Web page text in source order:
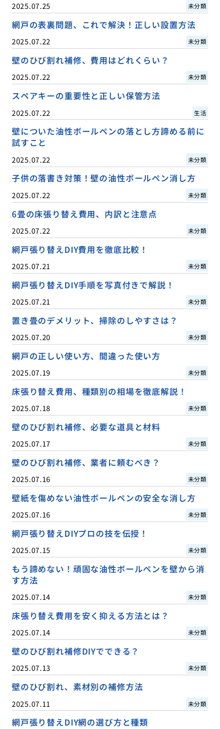
2025.07.25 未分類
網戸の表裏問題、これで解決！正しい設置方法
2025.07.22 未分類
壁のひび割れ補修、費用はどれくらい？
2025.07.22 未分類
スペアキーの重要性と正しい保管方法
2025.07.22 生活
壁についた油性ボールペンの落とし方諦める前に
試すこと
2025.07.22 未分類
子供の落書き対策！壁の油性ボールペン消し方
2025.07.22 未分類
6畳の床張り替え費用、内訳と注意点
2025.07.22 未分類
網戸張り替えDIY費用を徹底比較！
2025.07.21 未分類
網戸張り替えDIY手順を写真付きで解説！
2025.07.21 未分類
置き畳のデメリット、掃除のしやすさは？
2025.07.20 未分類
網戸の正しい使い方、間違った使い方
2025.07.19 未分類
床張り替え費用、種類別の相場を徹底解説！
2025.07.18 未分類
壁のひび割れ補修、必要な道具と材料
2025.07.17 未分類
壁のひび割れ補修、業者に頼むべき？
2025.07.16 未分類
壁紙を傷めない油性ボールペンの安全な消し方
2025.07.16 未分類
網戸張り替えDIYプロの技を伝授！
2025.07.15 未分類
もう諦めない！頑固な油性ボールペンを壁から消
す方法
2025.07.14 未分類
床張り替え費用を安く抑える方法とは？
2025.07.14 未分類
壁のひび割れ補修DIYでできる？
2025.07.13 未分類
壁のひび割れ、素材別の補修方法
2025.07.11 未分類
網戸張り替えDIY網の選び方と種類